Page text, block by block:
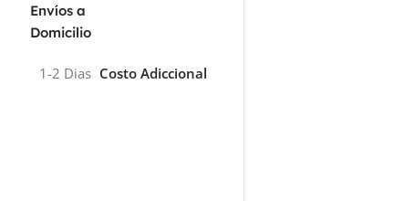
Envíos a
Domicilio
1-2 Dias Costo Adiccional